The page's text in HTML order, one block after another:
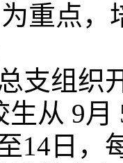
重点
支组织
生从 9月
14日，